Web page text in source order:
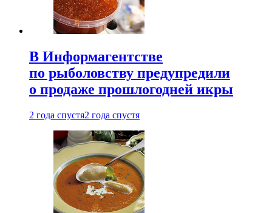
В Информагентстве
по рыболовству предупредили
о продаже прошлогодней икры
2 года спустя2 года спустя